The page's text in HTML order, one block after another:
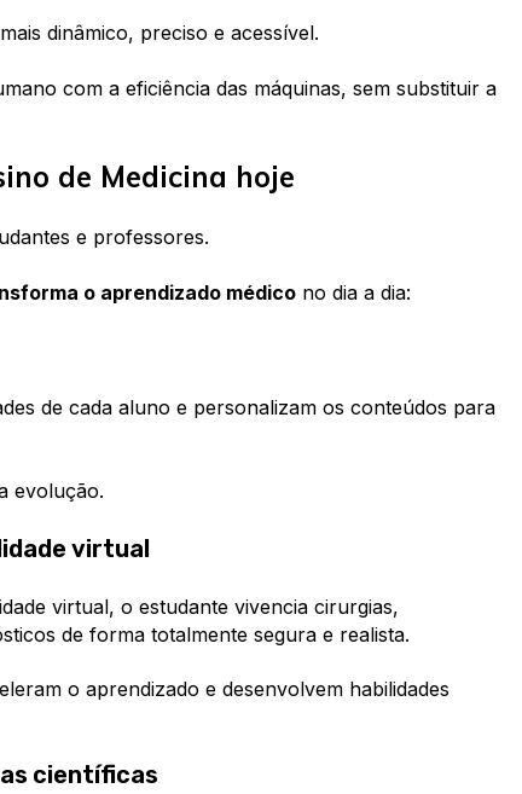
dinâmico, preciso e acessível.
com a eficiência das máquinas, sem substituir a
de Medicina hoje
e professores.
o aprendizado médico no dia a dia:
de cada aluno e personalizam os conteúdos para
evolução.
virtual
virtual, o estudante vivencia cirurgias,
de forma totalmente segura e realista.
o aprendizado e desenvolvem habilidades
científicas